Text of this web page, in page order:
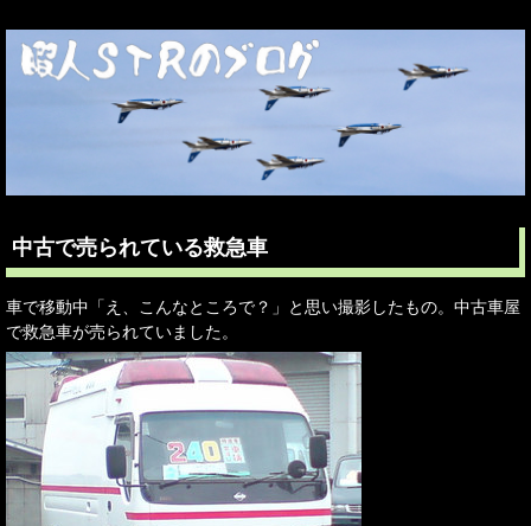
中古で売られている救急車
車で移動中「え、こんなところで？」と思い撮影したもの。中古車屋
で救急車が売られていました。